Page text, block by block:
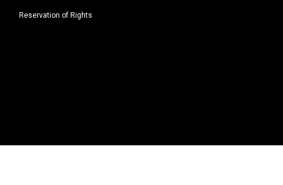
Reservation of Rights